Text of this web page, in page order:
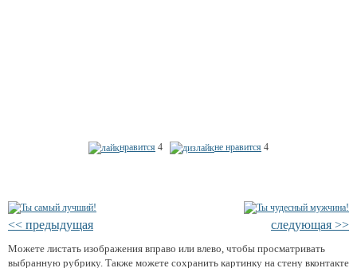
нравится 4 не нравится 4
<< предыдущая следующая >>
Можете листать изображения вправо или влево, чтобы просматривать
выбранную рубрику. Также можете сохранить картинку на стену вконтакте